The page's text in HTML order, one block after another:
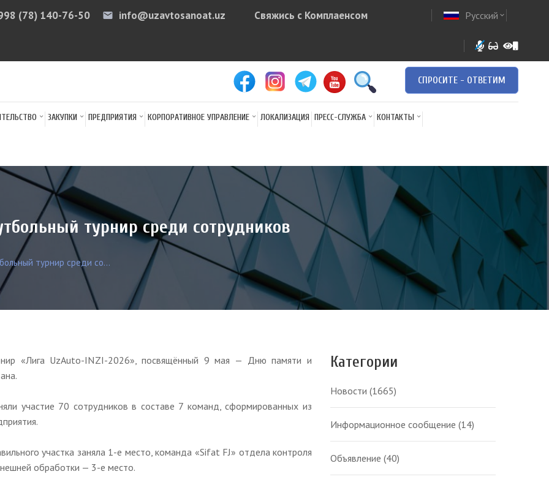
(78) 140-76-50 email info@uzavtosanoat.uz arrow
Свяжись с Комплаенсом Русский expand_more
СПРОСИТЕ - ОТВЕТИМ
ЗАКУПКИ ПРЕДПРИЯТИЯ КОРПОРАТИВНОЕ УПРАВЛЕНИЕ ЛОКАЛИЗАЦИЯ ПРЕСС-СЛУЖБА КОНТАКТЫ
турнир среди сотрудников
турнир среди со...
«Лига UzAuto-INZI-2026», посвящённый 9 мая — Дню памяти и
участие 70 сотрудников в составе 7 команд, сформированных из
участка заняла 1-е место, команда «Sifat FJ» отдела контроля
обработки — 3-е место.
Категории
Новости (1665)
Информационное сообщение (14)
Объявление (40)